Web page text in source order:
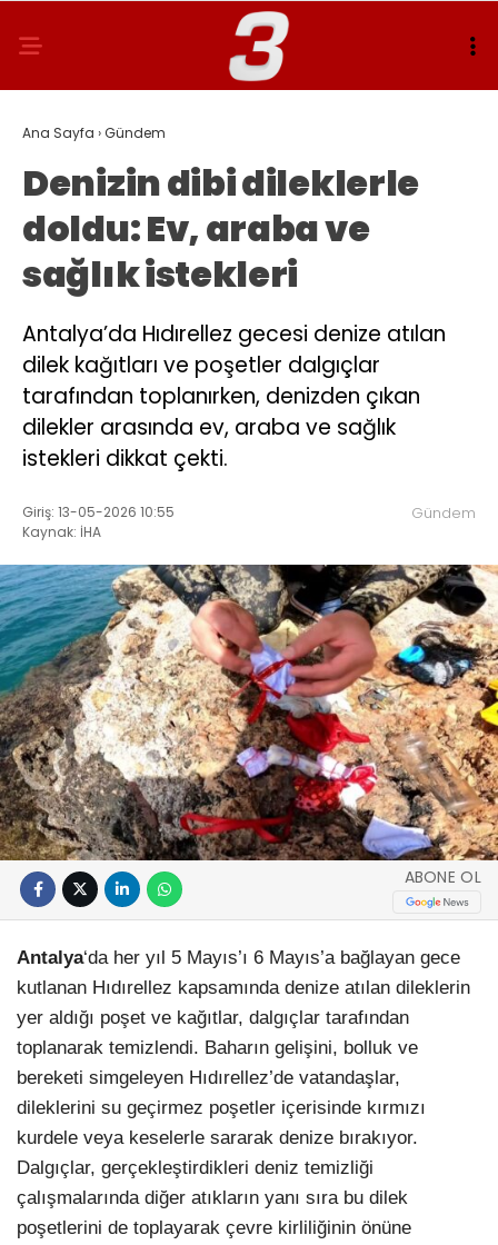
Ana Sayfa ›Gündem
Denizin dibi dileklerle
doldu: Ev, araba ve
sağlık istekleri
Antalya’da Hıdırellez gecesi denize atılan
dilek kağıtları ve poşetler dalgıçlar
tarafından toplanırken, denizden çıkan
dilekler arasında ev, araba ve sağlık
istekleri dikkat çekti.
Giriş: 13-05-2026 10:55
Kaynak: İHA
Gündem
ABONE OL
Antalya‘da her yıl 5 Mayıs’ı 6 Mayıs’a bağlayan gece
kutlanan Hıdırellez kapsamında denize atılan dileklerin
yer aldığı poşet ve kağıtlar, dalgıçlar tarafından
toplanarak temizlendi. Baharın gelişini, bolluk ve
bereketi simgeleyen Hıdırellez’de vatandaşlar,
dileklerini su geçirmez poşetler içerisinde kırmızı
kurdele veya keselerle sararak denize bırakıyor.
Dalgıçlar, gerçekleştirdikleri deniz temizliği
çalışmalarında diğer atıkların yanı sıra bu dilek
poşetlerini de toplayarak çevre kirliliğinin önüne